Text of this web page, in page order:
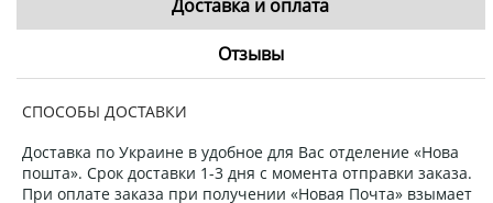
Доставка и оплата
Отзывы
СПОСОБЫ ДОСТАВКИ
Доставка по Украине в удобное для Вас отделение «Нова
пошта». Срок доставки 1-3 дня с момента отправки заказа.
При оплате заказа при получении «Новая Почта» взымает